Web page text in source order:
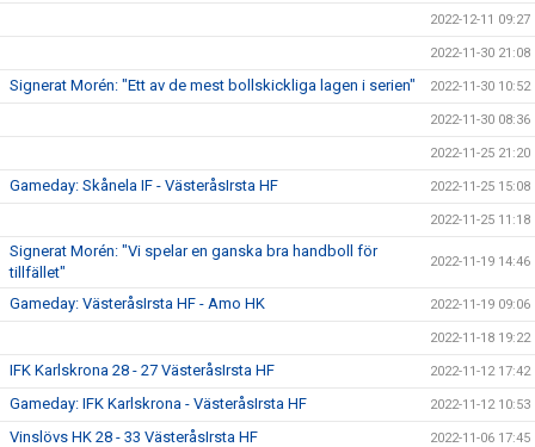
2022-12-11 09:27
2022-11-30 21:08
Signerat Morén: "Ett av de mest bollskickliga lagen i serien" 2022-11-30 10:52
2022-11-30 08:36
2022-11-25 21:20
Gameday: Skånela IF - VästeråsIrsta HF 2022-11-25 15:08
2022-11-25 11:18
Signerat Morén: "Vi spelar en ganska bra handboll för
tillfället"
2022-11-19 14:46
Gameday: VästeråsIrsta HF - Amo HK 2022-11-19 09:06
2022-11-18 19:22
IFK Karlskrona 28 - 27 VästeråsIrsta HF 2022-11-12 17:42
Gameday: IFK Karlskrona - VästeråsIrsta HF 2022-11-12 10:53
Vinslövs HK 28 - 33 VästeråsIrsta HF 2022-11-06 17:45